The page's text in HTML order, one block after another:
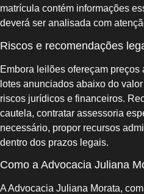
matrícula contém informações
deverá ser analisada com
Riscos e recomendações
Embora leilões ofereçam
lotes anunciados abaixo do
riscos jurídicos e financeiros.
cautela, contratar assessoria
necessário, propor recursos
dentro dos prazos legais.
Como a Advocacia Juliana
A Advocacia Juliana Morata,